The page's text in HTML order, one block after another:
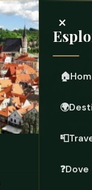
×
🏠
🌍
📮
❓Dove